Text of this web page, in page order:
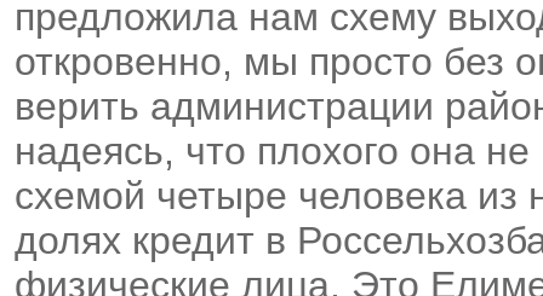
предложила нам схему
откровенно, мы просто без
верить администрации
надеясь, что плохого она
схемой четыре человека из
долях кредит в
физические лица. Это